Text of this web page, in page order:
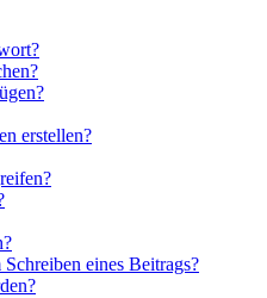
erstellen?
eines Beitrags?